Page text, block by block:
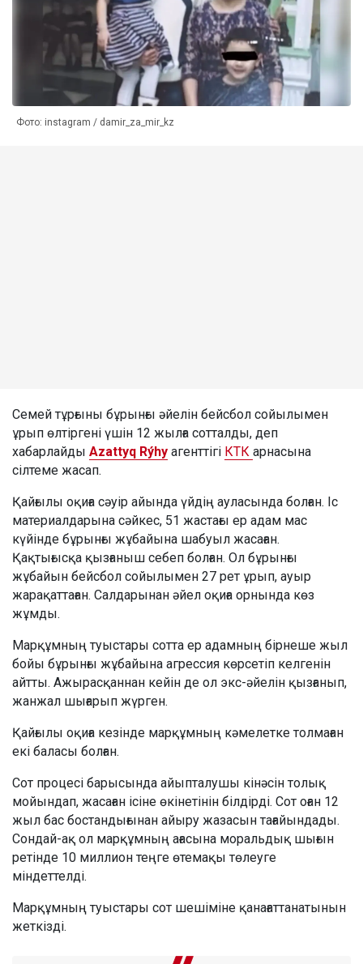
Фото: instagram / damir_za_mir_kz
Семей тұрғыны бұрынғы әйелін бейсбол сойылымен
ұрып өлтіргені үшін 12 жылға сотталды, деп
хабарлайды Azattyq Rýhy агенттігі КТК арнасына
сілтеме жасап.
Қайғылы оқиға сәуір айында үйдің ауласында болған. Іс
материалдарына сәйкес, 51 жастағы ер адам мас
күйінде бұрынғы жұбайына шабуыл жасаған.
Қақтығысқа қызғаныш себеп болған. Ол бұрынғы
жұбайын бейсбол сойылымен 27 рет ұрып, ауыр
жарақаттаған. Салдарынан әйел оқиға орнында көз
жұмды.
Марқұмның туыстары сотта ер адамның бірнеше жыл
бойы бұрынғы жұбайына агрессия көрсетіп келгенін
айтты. Ажырасқаннан кейін де ол экс-әйелін қызғанып,
жанжал шығарып жүрген.
Қайғылы оқиға кезінде марқұмның кәмелетке толмаған
екі баласы болған.
Сот процесі барысында айыпталушы кінәсін толық
мойындап, жасаған ісіне өкінетінін білдірді. Сот оған 12
жыл бас бостандығынан айыру жазасын тағайындады.
Сондай-ақ ол марқұмның ағасына моральдық шығын
ретінде 10 миллион теңге өтемақы төлеуге
міндеттелді.
Марқұмның туыстары сот шешіміне қанағаттанатынын
жеткізді.